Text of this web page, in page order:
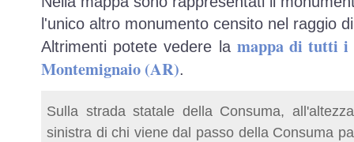
l'unico altro monumento censito nel raggio
Altrimenti potete vedere la mappa di tutti i
Montemignaio (AR).
Sulla strada statale della Consuma,
sinistra di chi viene dal passo della Consuma